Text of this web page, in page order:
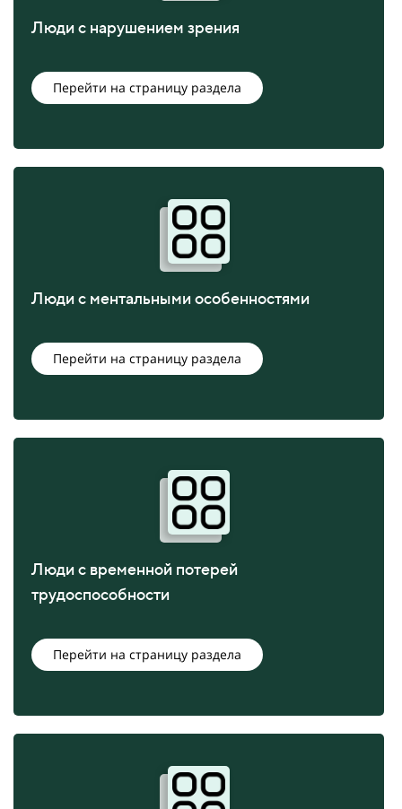
Люди с нарушением зрения
Перейти на страницу раздела
Люди с ментальными особенностями
Перейти на страницу раздела
Люди с временной потерей
трудоспособности
Перейти на страницу раздела